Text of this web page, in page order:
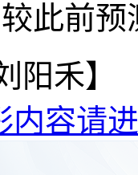
此前
阳禾】
内容请